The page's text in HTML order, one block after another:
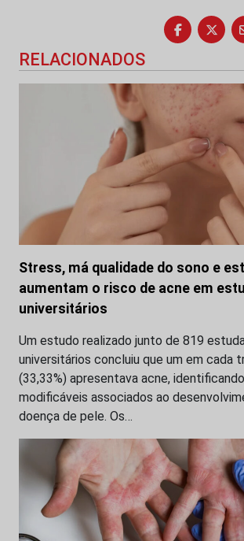
RELACIONADOS
Stress, má qualidade do sono e
aumentam o risco de acne em
universitários
Um estudo realizado junto de 819
universitários concluiu que um em cada
(33,33%) apresentava acne,
modificáveis associados ao
doença de pele. Os…